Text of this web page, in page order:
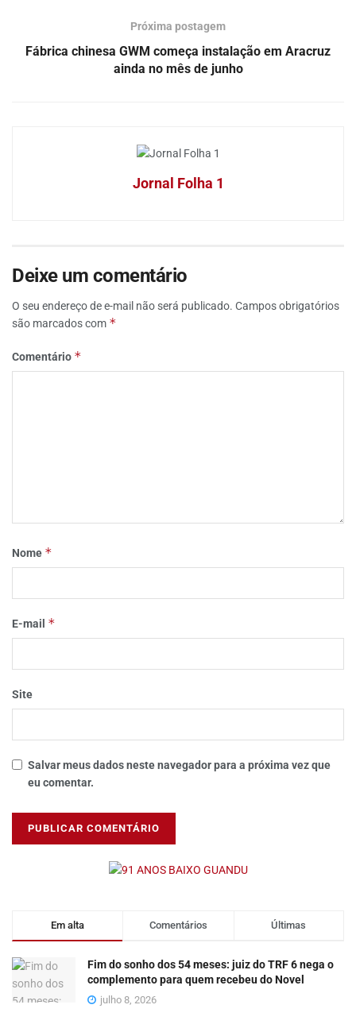
Próxima postagem
Fábrica chinesa GWM começa instalação em Aracruz
ainda no mês de junho
Jornal Folha 1
Deixe um comentário
O seu endereço de e-mail não será publicado. Campos obrigatórios
são marcados com *
Comentário *
Nome *
E-mail *
Site
Salvar meus dados neste navegador para a próxima vez que
eu comentar.
Em alta Comentários Últimas
Fim do sonho dos 54 meses: juiz do TRF 6 nega o
complemento para quem recebeu do Novel
julho 8, 2026